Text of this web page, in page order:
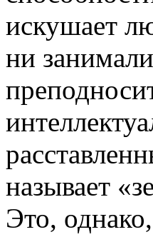
искушает
ни
называет
Это,